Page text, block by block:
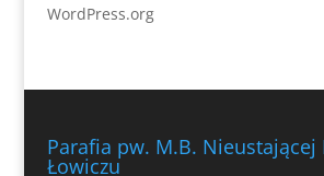
WordPress.org
Parafia pw. M.B. Nieustającej
Łowiczu